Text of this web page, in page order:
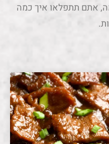
אתם תתפלאו איך כמה